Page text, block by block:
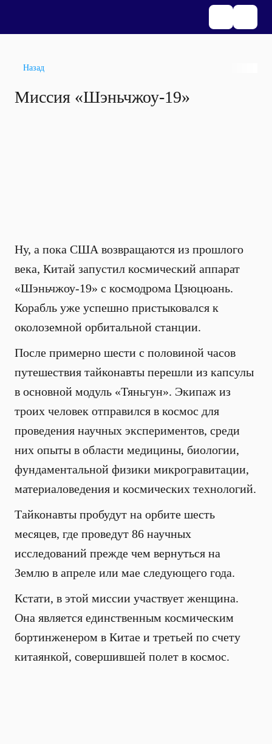
Назад
Миссия «Шэньчжоу-19»
Ну, а пока США возвращаются из прошлого
века, Китай запустил космический аппарат
«Шэньчжоу-19» с космодрома Цзюцюань.
Корабль уже успешно пристыковался к
околоземной орбитальной станции.
После примерно шести с половиной часов
путешествия тайконавты перешли из капсулы
в основной модуль «Тяньгун». Экипаж из
троих человек отправился в космос для
проведения научных экспериментов, среди
них опыты в области медицины, биологии,
фундаментальной физики микрогравитации,
материаловедения и космических технологий.
Тайконавты пробудут на орбите шесть
месяцев, где проведут 86 научных
исследований прежде чем вернуться на
Землю в апреле или мае следующего года.
Кстати, в этой миссии участвует женщина.
Она является единственным космическим
бортинженером в Китае и третьей по счету
китаянкой, совершившей полет в космос.